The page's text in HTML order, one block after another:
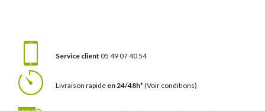
Service client 05 49 07 40 54
Livraison rapide en 24/48h*(Voir conditions)